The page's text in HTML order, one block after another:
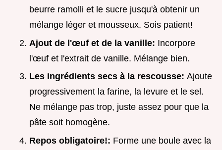
beurre ramolli et le sucre jusqu'à obtenir un
mélange léger et mousseux. Sois patient!
Ajout de l'œuf et de la vanille: Incorpore
l'œuf et l'extrait de vanille. Mélange bien.
Les ingrédients secs à la rescousse: Ajoute
progressivement la farine, la levure et le sel.
Ne mélange pas trop, juste assez pour que la
pâte soit homogène.
Repos obligatoire!: Forme une boule avec la